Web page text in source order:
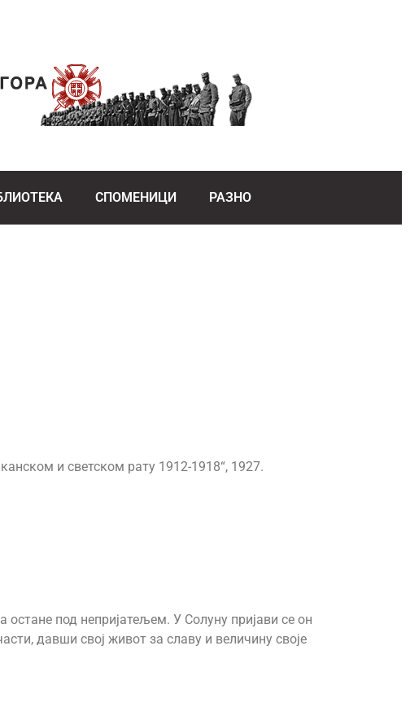
СПОМЕНИЦИ РАЗНО
и светском рату 1912-1918“, 1927.
под непријатељем. У Солуну пријави се он
давши свој живот за славу и величину своје